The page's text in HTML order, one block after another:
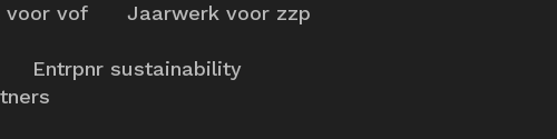
voor vof
Jaarwerk voor zzp
Entrpnr sustainability